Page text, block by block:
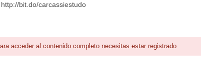
bit.do/carcassiestudo
acceder al contenido completo necesitas estar registrado